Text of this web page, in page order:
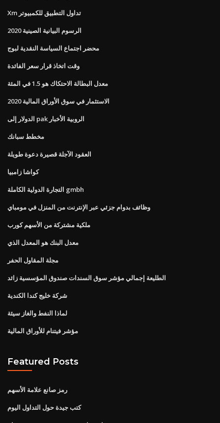
Xm تداول التطبيق للكمبيوتر
الرسوم البيانية الصينية 2020
محضر اجتماع السياسة النقدية لبوج
وقت اتخاذ قرار سعر الفائدة
معدل البطالة الاحتكاك هو 1.5 في المئة
الاستثمار في سوق الأوراق المالية 2020
الدولار إلى pak الروبية الأخبار
مخطط سبانك
العقود الآجلة قصيرة دعوة طويلة
كواشا زامبيا
التجارة الدولية الكاملة gmbh
وظائف بدوام جزئي عبر الإنترنت من المنزل في مومباي
ملكية مشتركة من الأسهم كورب
معدل البنك هو المعدل الذي
مجلة المقاول الحفر
الطليعة إجمالي مؤشر سوق السندات صندوق المؤسسية زائد
شركة خليج كندا الكندية
لماذا النفط والغاز سيئة
مؤشر فيتنام للأوراق المالية
Featured Posts
رمز صانع علامة الأسهم
كتب جيدة حول التداول اليوم